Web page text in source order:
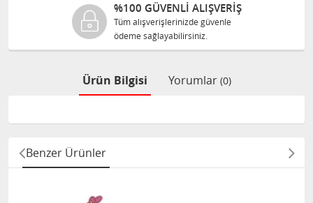
%100 GÜVENLİ ALIŞVERİŞ
Tüm alışverişlerinizde güvenle
ödeme sağlayabilirsiniz.
Ürün Bilgisi Yorumlar (0)
Benzer Ürünler